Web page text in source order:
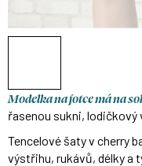
Modelka na fotce má na
řasenou sukni, lodičkový
Tencelové šaty v cherry
výstřihu, rukávů, délky a